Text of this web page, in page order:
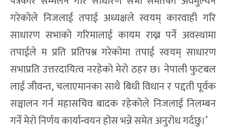
गरेकोले निजलाई तपाई अध्यक्षले स्वयम् कारवाही गरि
साधारण सभाको गरिमालाई कायम राख्न पर्ने अवस्थामा
तपाईले म प्रति प्रतिपश्न गरेकोमा तपाई स्वयम् साधारण
सभाप्रति उत्तरदायित्व नरहेको मेरो ठहर छ। नेपाली फुटबल
लाई जीवन्त, चलाएमानका साथै बिधी विधान र पद्दती पूर्वक
सञ्चालन गर्न महासचिव बादक रहेकोले निजलाई निलम्बन
गर्ने मेरो निर्णय कार्यान्वयन होस भन्ने समेत अनुरोध गर्दछु।’